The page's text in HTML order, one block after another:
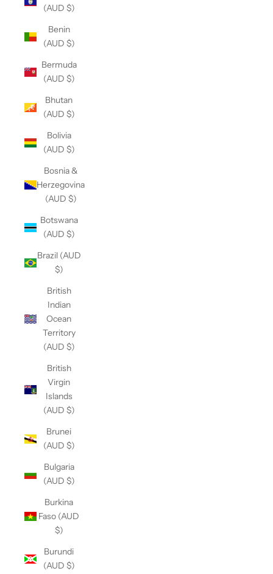
(AUD $)
Benin
(AUD $)
Bermuda
(AUD $)
Bhutan
(AUD $)
Bolivia
(AUD $)
Bosnia &
Herzegovina
(AUD $)
Botswana
(AUD $)
Brazil (AUD
$)
British
Indian
Ocean
Territory
(AUD $)
British
Virgin
Islands
(AUD $)
Brunei
(AUD $)
Bulgaria
(AUD $)
Burkina
Faso (AUD
$)
Burundi
(AUD $)